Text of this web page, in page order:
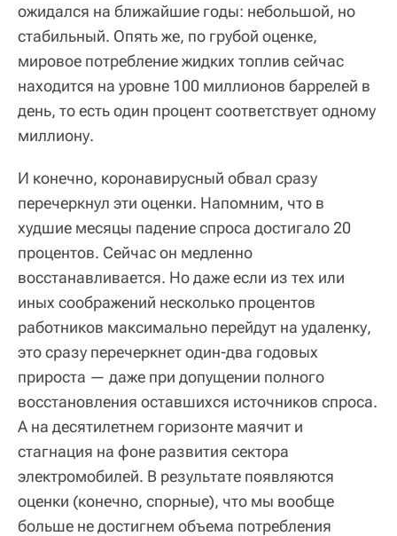
ожидался на ближайшие годы: небольшой, но
стабильный. Опять же, по грубой оценке,
мировое потребление жидких топлив сейчас
находится на уровне 100 миллионов баррелей в
день, то есть один процент соответствует одному
миллиону.
И конечно, коронавирусный обвал сразу
перечеркнул эти оценки. Напомним, что в
худшие месяцы падение спроса достигало 20
процентов. Сейчас он медленно
восстанавливается. Но даже если из тех или
иных соображений несколько процентов
работников максимально перейдут на удаленку,
это сразу перечеркнет один-два годовых
прироста — даже при допущении полного
восстановления оставшихся источников спроса.
А на десятилетнем горизонте маячит и
стагнация на фоне развития сектора
электромобилей. В результате появляются
оценки (конечно, спорные), что мы вообще
больше не достигнем объема потребления